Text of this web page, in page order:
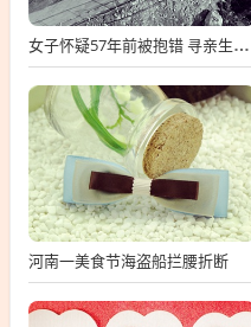
女子怀疑57年前被抱错 寻亲生父母
河南一美食节海盗船拦腰折断